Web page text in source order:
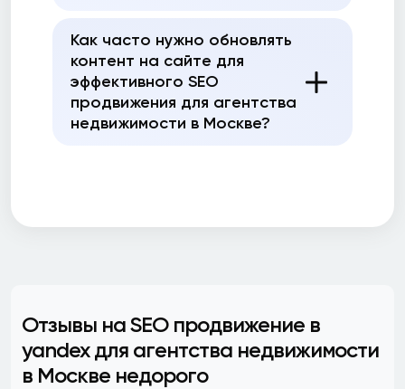
Как часто нужно обновлять
контент на сайте для
эффективного SEO
продвижения для агентства
недвижимости в Москве?
Отзывы на SEO продвижение в
yandex для агентства недвижимости
в Москве недорого